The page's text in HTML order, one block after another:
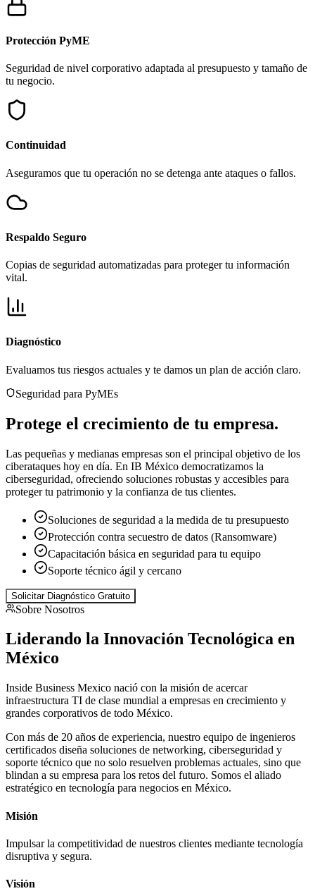
Protección PyME
Seguridad de nivel corporativo adaptada al presupuesto y tamaño de
tu negocio.
Continuidad
Aseguramos que tu operación no se detenga ante ataques o fallos.
Respaldo Seguro
Copias de seguridad automatizadas para proteger tu información
vital.
Diagnóstico
Evaluamos tus riesgos actuales y te damos un plan de acción claro.
Seguridad para PyMEs
Protege el crecimiento de tu empresa.
Las pequeñas y medianas empresas son el principal objetivo de los
ciberataques hoy en día. En IB México democratizamos la
ciberseguridad, ofreciendo soluciones robustas y accesibles para
proteger tu patrimonio y la confianza de tus clientes.
Soluciones de seguridad a la medida de tu presupuesto
Protección contra secuestro de datos (Ransomware)
Capacitación básica en seguridad para tu equipo
Soporte técnico ágil y cercano
Solicitar Diagnóstico Gratuito
Sobre Nosotros
Liderando la Innovación Tecnológica en
México
Inside Business Mexico nació con la misión de acercar
infraestructura TI de clase mundial a empresas en crecimiento y
grandes corporativos de todo México.
Con más de 20 años de experiencia, nuestro equipo de ingenieros
certificados diseña soluciones de networking, ciberseguridad y
soporte técnico que no solo resuelven problemas actuales, sino que
blindan a su empresa para los retos del futuro. Somos el aliado
estratégico en tecnología para negocios en México.
Misión
Impulsar la competitividad de nuestros clientes mediante tecnología
disruptiva y segura.
Visión